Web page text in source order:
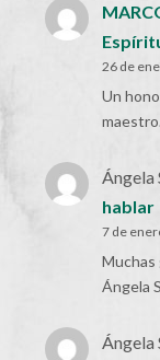
26 de
Un
maestro.
Ángela
hablar
7 de
Muchas
Ángela
Ángela